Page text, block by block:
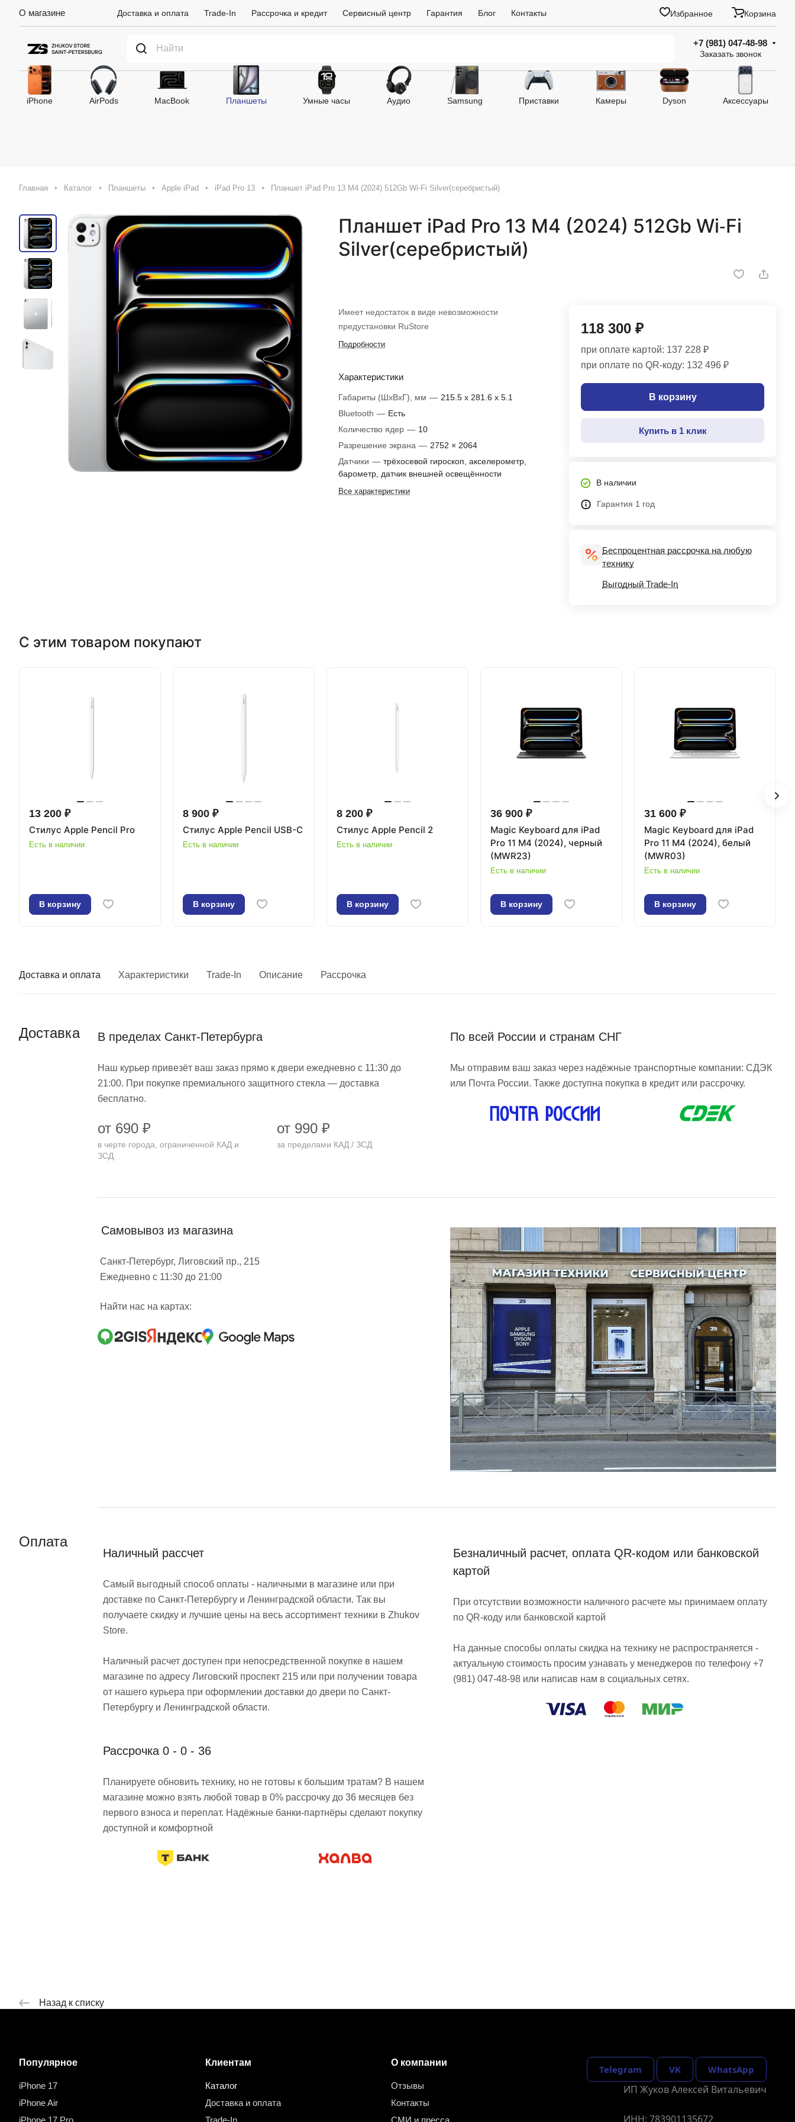
О магазине Доставка и оплата Trade-In Рассрочка и кредит Сервисный центр Гарантия Блог Контакты Избранное Корзина
+7 (981) 047-48-98
Заказать звонок
iPhone AirPods MacBook Планшеты Умные часы Аудио Samsung Приставки Камеры Dyson Аксессуары
Главная Каталог Планшеты Apple iPad iPad Pro 13 Планшет iPad Pro 13 M4 (2024) 512Gb Wi‑Fi Silver(серебристый)
Планшет iPad Pro 13 M4 (2024) 512Gb Wi‑Fi
Silver(серебристый)
Имеет недостаток в виде невозможности
предустановки RuStore
Подробности
Характеристики
Габариты (ШxВxГ), мм — 215.5 x 281.6 x 5.1
Bluetooth — Есть
Количество ядер — 10
Разрешение экрана — 2752 × 2064
Датчики — трёхосевой гироскоп, акселерометр,
барометр, датчик внешней освещённости
Все характеристики
118 300 ₽
при оплате картой: 137 228 ₽
при оплате по QR-коду: 132 496 ₽
В корзину
Купить в 1 клик
В наличии
Гарантия 1 год
Беспроцентная рассрочка на любую
технику
Выгодный Trade-In
С этим товаром покупают
13 200 ₽
Стилус Apple Pencil Pro
Есть в наличии
В корзину
8 900 ₽
Стилус Apple Pencil USB-C
Есть в наличии
В корзину
8 200 ₽
Стилус Apple Pencil 2
Есть в наличии
В корзину
36 900 ₽
Magic Keyboard для iPad
Pro 11 M4 (2024), черный
(MWR23)
Есть в наличии
В корзину
31 600 ₽
Magic Keyboard для iPad
Pro 11 M4 (2024), белый
(MWR03)
Есть в наличии
В корзину
Доставка и оплата Характеристики Trade-In Описание Рассрочка
Доставка В пределах Санкт-Петербурга
Наш курьер привезёт ваш заказ прямо к двери ежедневно с 11:30 до
21:00. При покупке премиального защитного стекла — доставка
бесплатно.
от 690 ₽
в черте города, ограниченной КАД и
ЗСД
от 990 ₽
за пределами КАД / ЗСД
По всей России и странам СНГ
Мы отправим ваш заказ через надёжные транспортные компании: СДЭК
или Почта России. Также доступна покупка в кредит или рассрочку.
Самовывоз из магазина
Санкт-Петербург, Лиговский пр., 215
Ежедневно с 11:30 до 21:00
Найти нас на картах:
Оплата
Наличный рассчет
Самый выгодный способ оплаты - наличными в магазине или при
доставке по Санкт-Петербургу и Ленинградской области. Так вы
получаете скидку и лучшие цены на весь ассортимент техники в Zhukov
Store.
Наличный расчет доступен при непосредственной покупке в нашем
магазине по адресу Лиговский проспект 215 или при получении товара
от нашего курьера при оформлении доставки до двери по Санкт-
Петербургу и Ленинградской области.
Рассрочка 0 - 0 - 36
Планируете обновить технику, но не готовы к большим тратам? В нашем
магазине можно взять любой товар в 0% рассрочку до 36 месяцев без
первого взноса и переплат. Надёжные банки-партнёры сделают покупку
доступной и комфортной
Безналичный расчет, оплата QR-кодом или банковской
картой
При отсутствии возможности наличного расчете мы принимаем оплату
по QR-коду или банковской картой
На данные способы оплаты скидка на технику не распространяется -
актуальную стоимость просим узнавать у менеджеров по телефону +7
(981) 047-48-98 или написав нам в социальных сетях.
Назад к списку
Популярное
iPhone 17
iPhone Air
Клиентам
Каталог
Доставка и оплата
О компании
Отзывы
Контакты
Telegram VK WhatsApp
ИП Жуков Алексей Витальевич
ИНН: 783901135672